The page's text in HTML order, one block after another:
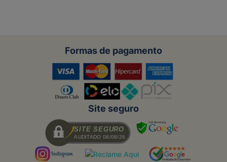
Formas de pagamento
Site seguro
SITE SEGURO
AUDITADO 08/08/26